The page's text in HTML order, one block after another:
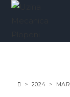
> 2024 >